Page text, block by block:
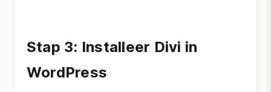
Stap 3: Installeer Divi in
WordPress